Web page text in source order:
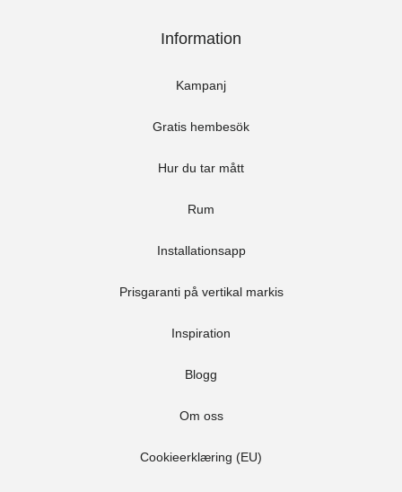
Information
Kampanj
Gratis hembesök
Hur du tar mått
Rum
Installationsapp
Prisgaranti på vertikal markis
Inspiration
Blogg
Om oss
Cookieerklæring (EU)